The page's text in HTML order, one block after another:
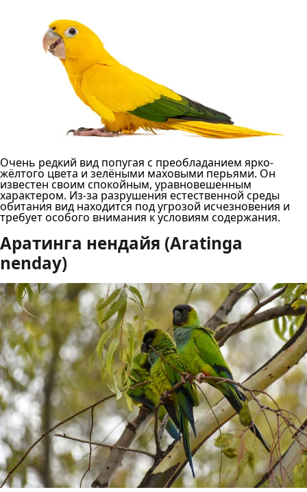
Очень редкий вид попугая с преобладанием ярко-
жёлтого цвета и зелёными маховыми перьями. Он
известен своим спокойным, уравновешенным
характером. Из-за разрушения естественной среды
обитания вид находится под угрозой исчезновения и
требует особого внимания к условиям содержания.
Аратинга нендайя (Aratinga
nenday)